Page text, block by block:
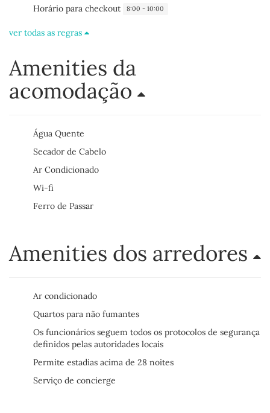
Horário para checkout 8:00 - 10:00
ver todas as regras
Amenities da
acomodação
Água Quente
Secador de Cabelo
Ar Condicionado
Wi-fi
Ferro de Passar
Amenities dos arredores
Ar condicionado
Quartos para não fumantes
Os funcionários seguem todos os protocolos de segurança
definidos pelas autoridades locais
Permite estadias acima de 28 noites
Serviço de concierge